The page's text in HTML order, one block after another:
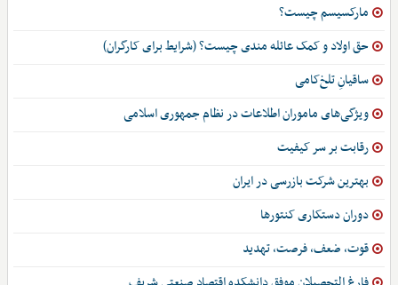
مارکسیسم چیست؟
حق اولاد و کمک عائله مندی چیست؟ (شرایط برای کارگران)
ساقیانِ تلخ‌کامی
ویژگی‌های ماموران اطلاعات در نظام جمهوری اسلامی
رقابت بر سر کیفیت
بهترین شرکت بازرسی در ایران
دوران دستکاری کنتورها
قوت، ضعف، فرصت، تهدید